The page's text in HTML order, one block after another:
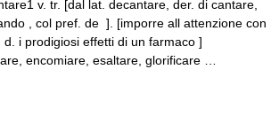
v. tr. [dal lat. decantare, der. di cantare,
, col pref. de ]. [imporre all attenzione con
i prodigiosi effetti di un farmaco ]
encomiare, esaltare, glorificare …